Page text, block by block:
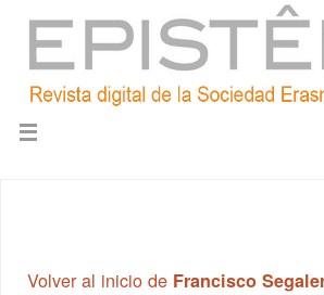
Volver al inicio de Francisco